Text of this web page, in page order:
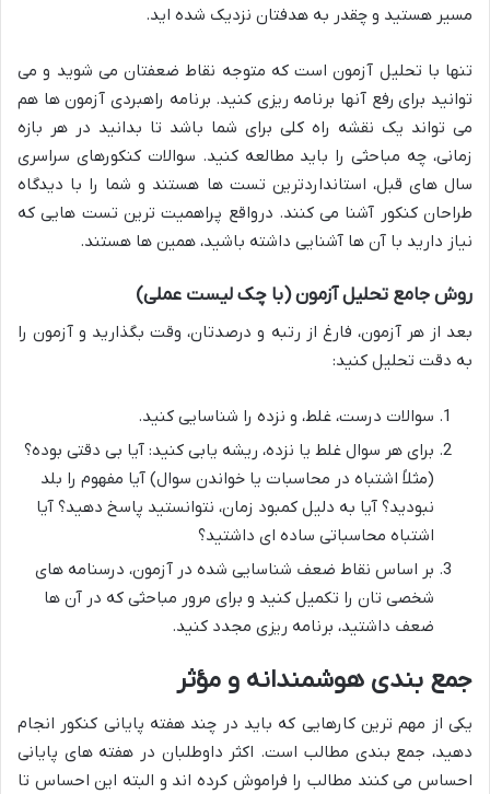
مسیر هستید و چقدر به هدفتان نزدیک شده اید.
تنها با تحلیل آزمون است که متوجه نقاط ضعفتان می شوید و می
توانید برای رفع آنها برنامه ریزی کنید. برنامه راهبردی آزمون ها هم
می تواند یک نقشه راه کلی برای شما باشد تا بدانید در هر بازه
زمانی، چه مباحثی را باید مطالعه کنید. سوالات کنکورهای سراسری
سال های قبل، استانداردترین تست ها هستند و شما را با دیدگاه
طراحان کنکور آشنا می کنند. درواقع پراهمیت ترین تست هایی که
نیاز دارید با آن ها آشنایی داشته باشید، همین ها هستند.
روش جامع تحلیل آزمون (با چک لیست عملی)
بعد از هر آزمون، فارغ از رتبه و درصدتان، وقت بگذارید و آزمون را
به دقت تحلیل کنید:
سوالات درست، غلط، و نزده را شناسایی کنید.
برای هر سوال غلط یا نزده، ریشه یابی کنید: آیا بی دقتی بوده؟
(مثلاً اشتباه در محاسبات یا خواندن سوال) آیا مفهوم را بلد
نبودید؟ آیا به دلیل کمبود زمان، نتوانستید پاسخ دهید؟ آیا
اشتباه محاسباتی ساده ای داشتید؟
بر اساس نقاط ضعف شناسایی شده در آزمون، درسنامه های
شخصی تان را تکمیل کنید و برای مرور مباحثی که در آن ها
ضعف داشتید، برنامه ریزی مجدد کنید.
جمع بندی هوشمندانه و مؤثر
یکی از مهم ترین کارهایی که باید در چند هفته پایانی کنکور انجام
دهید، جمع بندی مطالب است. اکثر داوطلبان در هفته های پایانی
احساس می کنند مطالب را فراموش کرده اند و البته این احساس تا